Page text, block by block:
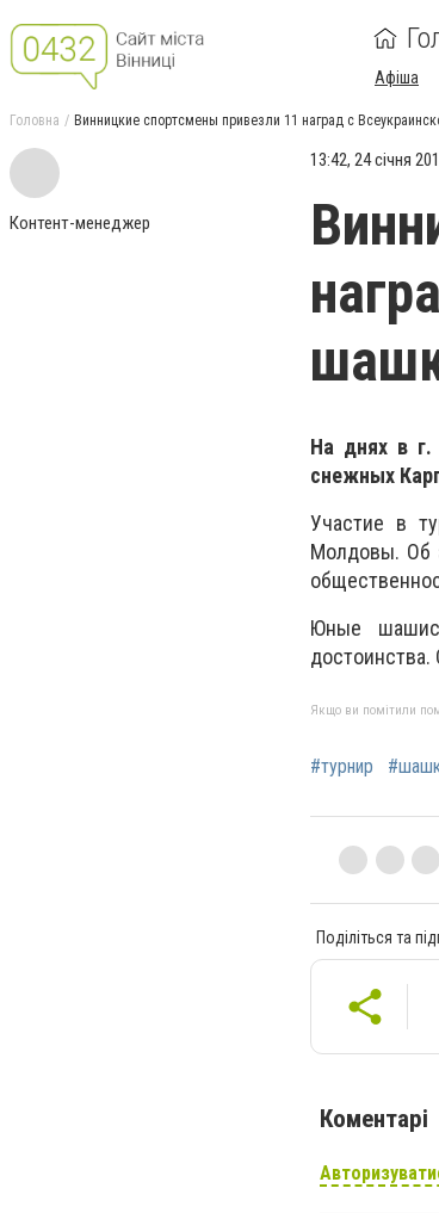
Афіша
Головна Винницкие спортсмены привезли 11 наград с
Контент-менеджер
13:42, 24 січня
На днях в г.
снежных
Участие в
Молдовы. Об
Юные
достоинства.
Якщо ви помітили
#турнир
Поділіться та
Коментарі